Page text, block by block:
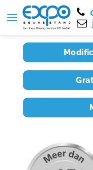
Home RE6X3 063